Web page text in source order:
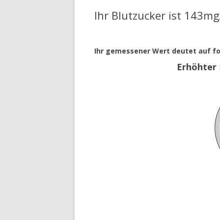
NORMALE
Ihr Blutzucker ist
Ihr gemessener Wert deutet auf
Erhöhter